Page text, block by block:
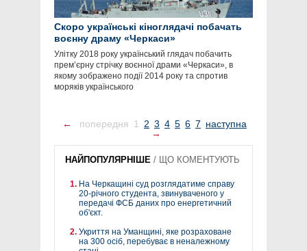
Скоро українські кіноглядачі побачать
воєнну драму «Черкаси»
Улітку 2018 року український глядач побачить
прем’єрну стрічку воєнної драми «Черкаси», в
якому зображено події 2014 року та спротив
моряків українського
← попередня 1 2 3 4 5 6 7 наступна
→
НАЙПОПУЛЯРНІШЕ / ЩО КОМЕНТУЮТЬ
На Черкащині суд розглядатиме справу
20-річного студента, звинуваченого у
передачі ФСБ даних про енергетичний
об'єкт.
Укриття на Уманщині, яке розраховане
на 300 осіб, перебуває в неналежному